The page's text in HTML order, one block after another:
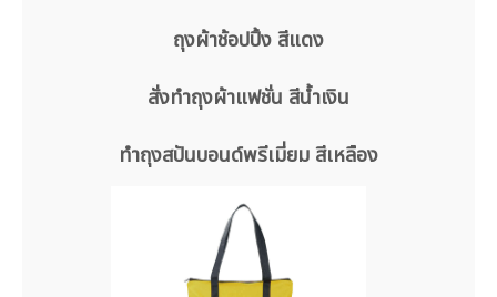
ถุงผ้าช้อปปิ้ง สีแดง
สั่งทำถุงผ้าแฟชั่น สีน้ำเงิน
ทำถุงสปันบอนด์พรีเมี่ยม สีเหลือง